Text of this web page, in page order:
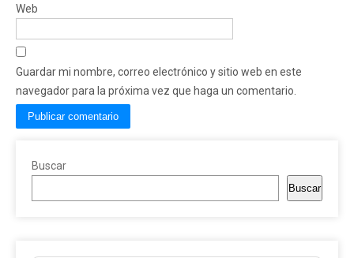
Web
Guardar mi nombre, correo electrónico y sitio web en este
navegador para la próxima vez que haga un comentario.
Buscar
Buscar